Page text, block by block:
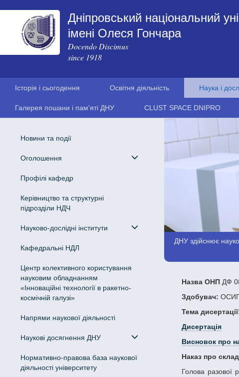
Дніпровський національний
імені Олеся Гончара
Docendo Discimus
since 1918
Історія і сьогодення Освітня діяльність Наука і
Галерея пошани і пам'яті ДНУ CLUST SPACE DNIPRO
Новини та події
Оголошення
Профілі кафедр
Керівництво та структурні
підрозділи НДЧ
Науково-дослідні інститути
Кафедральні НДЛ
Центр колективного користування
науковим обладнанням
«Інноваційні технології в ракетно-
космічній галузі»
Напрями наукової діяльності
Наукові досягнення ДНУ
Нормативно-правова база наукової
діяльності університету
ДНУ здійснює
Назва ОНПДФ
Здобувач:
Тема
Дисертація
Висновок про
Наказ про
Голова разової ради - Попова Ірина Степанівна, доктор філологічних наук, професор, декан факультету української й іноземної філології та